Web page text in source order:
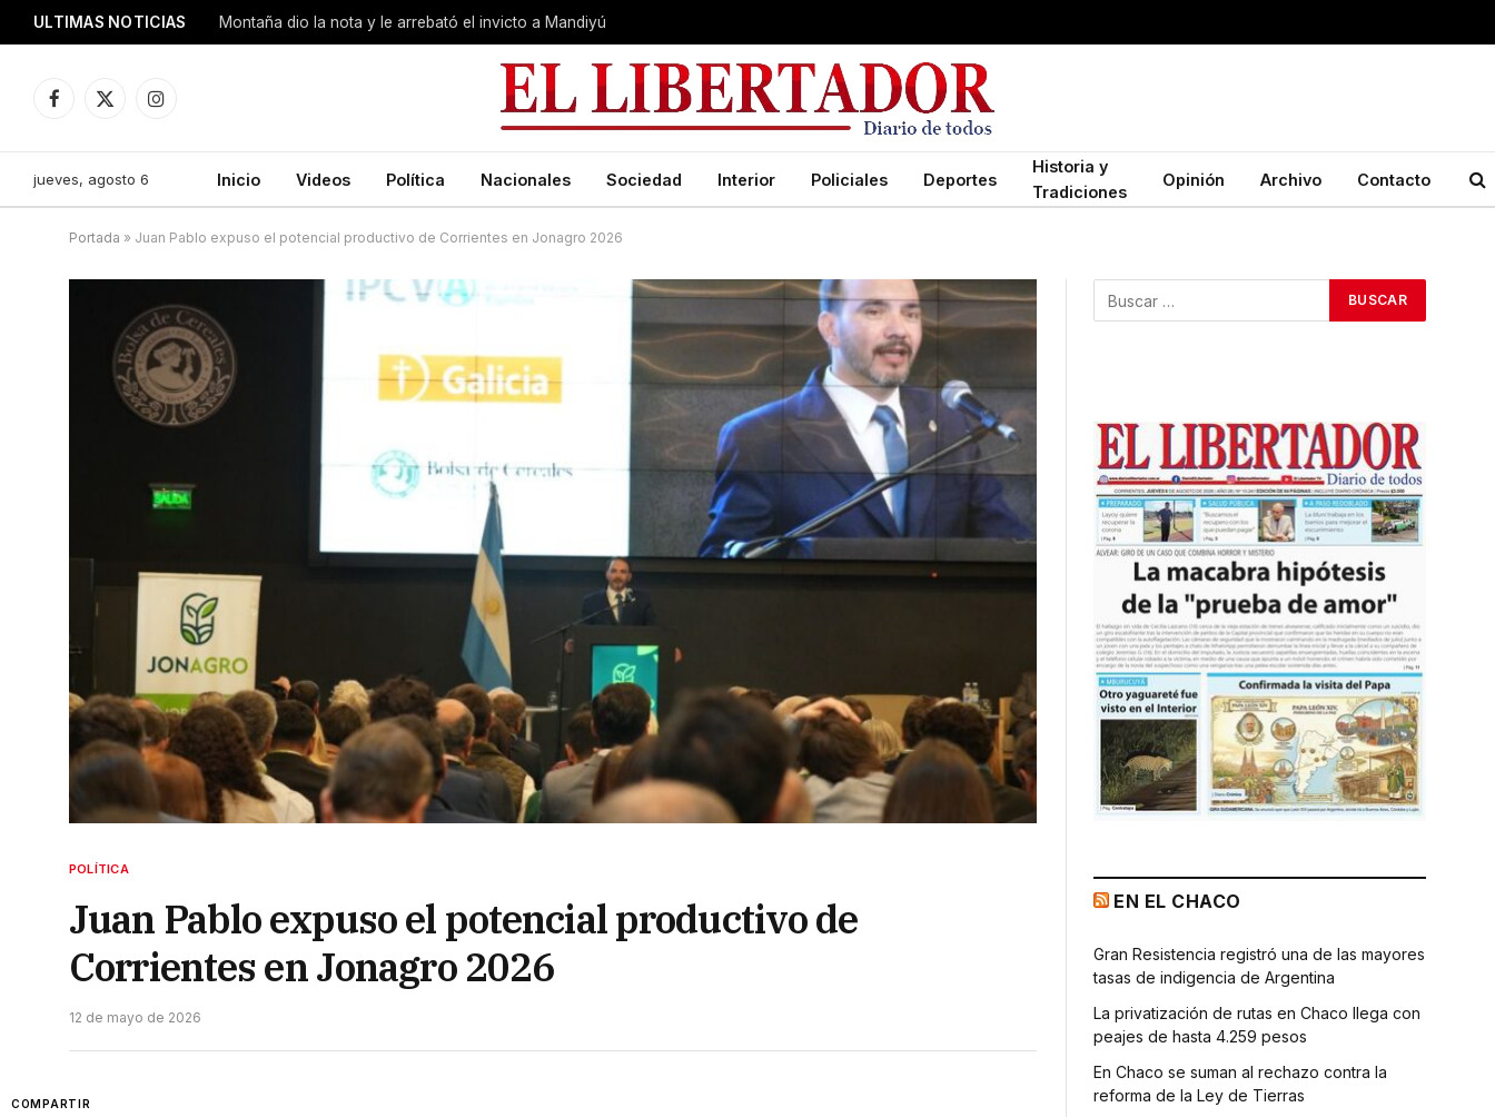
ULTIMAS NOTICIAS Montaña dio la nota y le arrebató el invicto a Mandiyú
Facebook
X
Instagram
jueves, agosto 6 Inicio Videos Política Nacionales Sociedad Interior Policiales Deportes
Historia y
Tradiciones
Opinión Archivo Contacto
Portada » Juan Pablo expuso el potencial productivo de Corrientes en Jonagro 2026
POLÍTICA
Juan Pablo expuso el potencial productivo de
Corrientes en Jonagro 2026
12 de mayo de 2026
COMPARTIR
EN EL CHACO
Gran Resistencia registró una de las mayores
tasas de indigencia de Argentina
La privatización de rutas en Chaco llega con
peajes de hasta 4.259 pesos
En Chaco se suman al rechazo contra la
reforma de la Ley de Tierras